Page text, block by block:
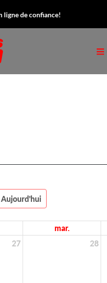
ligne de confiance!
Aujourd'hui
mar.
27
28